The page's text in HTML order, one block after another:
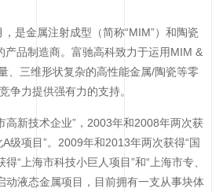
是金属注射成型（简称“MIM”）和陶瓷
产品制造商。富驰高科致力于运用MIM &
、三维形状复杂的高性能金属/陶瓷等零
争力提供强有力的支持。
高新技术企业”，2003年和2008年两次获
级项目”。2009年和2013年两次获得“国
“上海市科技小巨人项目”和“上海市专、
动液态金属项目，目前拥有一支从事块体